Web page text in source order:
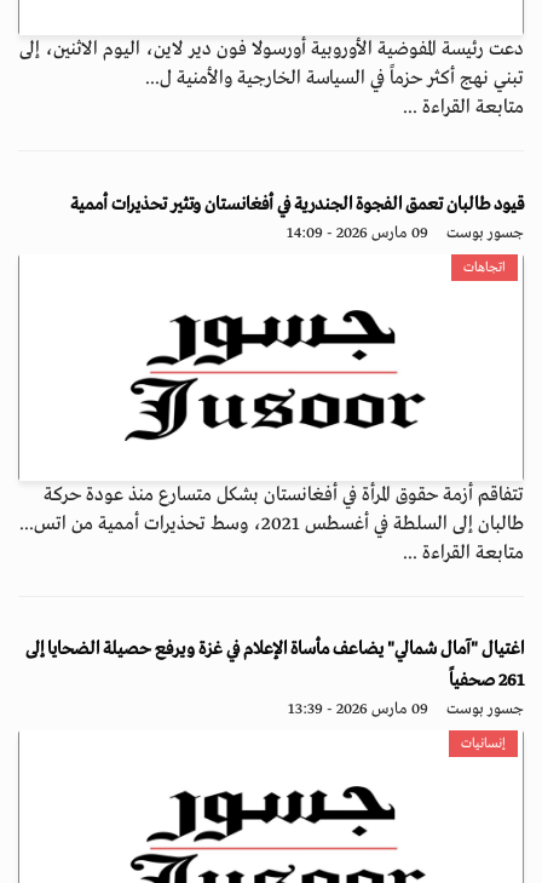
دعت رئيسة المفوضية الأوروبية أورسولا فون دير لاين، اليوم الاثنين، إلى
تبني نهج أكثر حزماً في السياسة الخارجية والأمنية ل...
متابعة القراءة ...
قيود طالبان تعمق الفجوة الجندرية في أفغانستان وتثير تحذيرات أممية
جسور بوست 09 مارس 2026 - 14:09
اتجاهات
تتفاقم أزمة حقوق المرأة في أفغانستان بشكل متسارع منذ عودة حركة
طالبان إلى السلطة في أغسطس 2021، وسط تحذيرات أممية من اتس...
متابعة القراءة ...
اغتيال "آمال شمالي" يضاعف مأساة الإعلام في غزة ويرفع حصيلة الضحايا إلى
261 صحفياً
جسور بوست 09 مارس 2026 - 13:39
إنسانيات